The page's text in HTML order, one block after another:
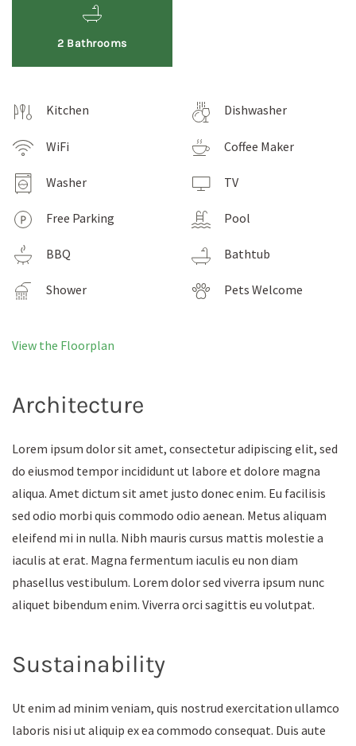
2 Bathrooms
Kitchen Dishwasher
WiFi Coffee Maker
Washer TV
Free Parking Pool
BBQ Bathtub
Shower Pets Welcome
View the Floorplan
Architecture
Lorem ipsum dolor sit amet, consectetur adipiscing elit, sed
do eiusmod tempor incididunt ut labore et dolore magna
aliqua. Amet dictum sit amet justo donec enim. Eu facilisis
sed odio morbi quis commodo odio aenean. Metus aliquam
eleifend mi in nulla. Nibh mauris cursus mattis molestie a
iaculis at erat. Magna fermentum iaculis eu non diam
phasellus vestibulum. Lorem dolor sed viverra ipsum nunc
aliquet bibendum enim. Viverra orci sagittis eu volutpat.
Sustainability
Ut enim ad minim veniam, quis nostrud exercitation ullamco
laboris nisi ut aliquip ex ea commodo consequat. Duis aute